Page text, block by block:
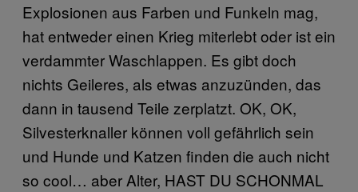
Explosionen aus Farben und Funkeln mag,
hat entweder einen Krieg miterlebt oder ist ein
verdammter Waschlappen. Es gibt doch
nichts Geileres, als etwas anzuzünden, das
dann in tausend Teile zerplatzt. OK, OK,
Silvesterknaller können voll gefährlich sein
und Hunde und Katzen finden die auch nicht
so cool… aber Alter, HAST DU SCHONMAL